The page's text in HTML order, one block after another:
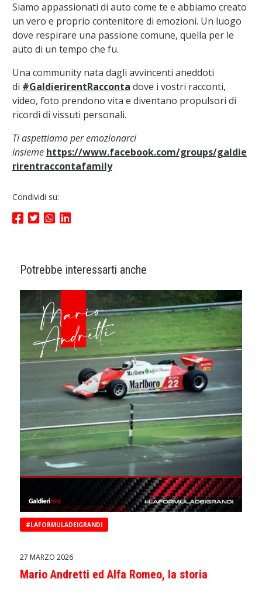
Siamo appassionati di auto come te e abbiamo creato
un vero e proprio contenitore di emozioni. Un luogo
dove respirare una passione comune, quella per le
auto di un tempo che fu.
Una community nata dagli avvincenti aneddoti
di #GaldierirentRacconta dove i vostri racconti,
video, foto prendono vita e diventano propulsori di
ricordi di vissuti personali.
Ti aspettiamo per emozionarci
insieme https://www.facebook.com/groups/galdie
rirentraccontafamily
Condividi su:
Potrebbe interessarti anche
#LAFORMULADEIGRANDI
27 MARZO 2026
Mario Andretti ed Alfa Romeo, la storia